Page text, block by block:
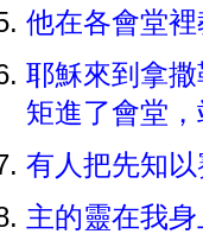
他在各會堂
耶穌來到拿
矩進了會堂
有人把先知
主的靈在我